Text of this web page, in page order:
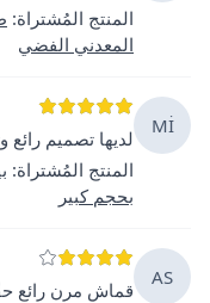
المنتج المُشتراة:
المعدني الفضي
Mİ
لديها تصميم رائع
المنتج المُشتراة:
بحجم كبير
AS
قماش مرن رائع